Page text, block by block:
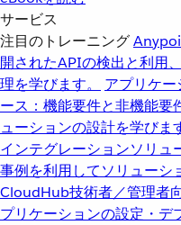
サービス
注目のトレーニング
開されたAPIの検出と利用
理を学びます。
アプリケ
ース：機能要件と非機能要
ューションの設計を学びま
インテグレーションソリュ
事例を利用してソリューシ
CloudHub技術者／管理者
プリケーションの設定・デ